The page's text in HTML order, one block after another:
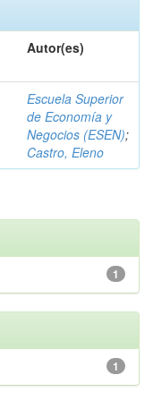
Autor(es)
Escuela Superior
de Economía y
Negocios (ESEN);
Castro, Eleno
1
1